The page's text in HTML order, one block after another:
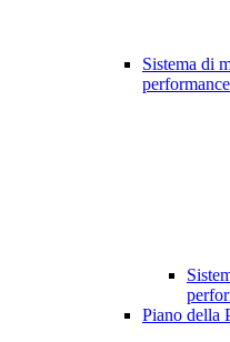
Sistema di
performance
Piano della